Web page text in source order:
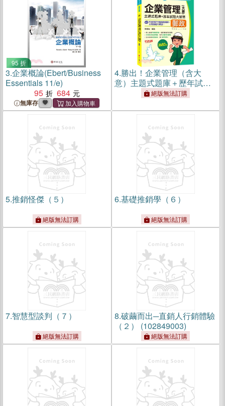
95 折
3.企業概論(Ebert/Business
Essentials 11/e)
95
684
無庫存
4.勝出！企業管理（含大
意）主題式題庫＋歷年試題
絕版無法訂購
5.推銷怪傑（５）
絕版無法訂購
6.基礎推銷學（６）
絕版無法訂購
7.智慧型談判（７）
絕版無法訂購
8.破繭而出─直銷人行銷體驗
（２） (102849003)
絕版無法訂購